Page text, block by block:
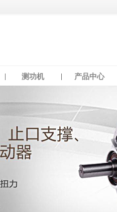
测功机 产品中心